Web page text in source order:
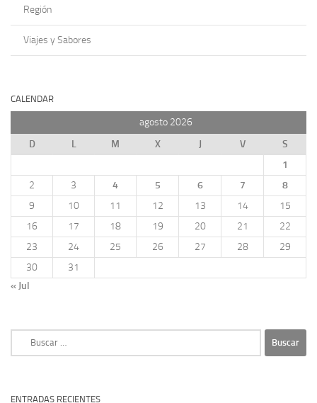
Región
Viajes y Sabores
CALENDAR
agosto 2026
D
L M X J V
S
1
2
3 4 5 6 7
8
9
10 11 12 13 14
15
16
17 18 19 20 21
22
23
24 25 26 27 28
29
30
31
« Jul
ENTRADAS RECIENTES